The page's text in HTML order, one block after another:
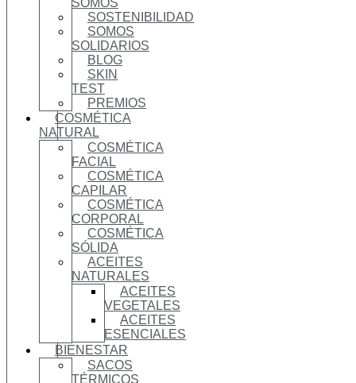
SOSTENIBILIDAD
SOMOS
SOLIDARIOS
BLOG
SKIN
TEST
PREMIOS
COSMÉTICA
NATURAL
COSMÉTICA
FACIAL
COSMÉTICA
CAPILAR
COSMÉTICA
CORPORAL
COSMÉTICA
SÓLIDA
ACEITES
NATURALES
ACEITES
VEGETALES
ACEITES
ESENCIALES
BIENESTAR
SACOS
TÉRMICOS